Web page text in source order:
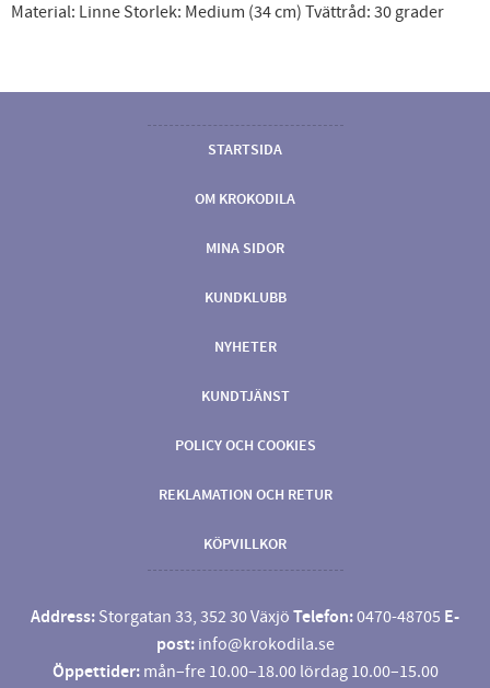
Material: Linne Storlek: Medium (34 cm) Tvättråd: 30 grader
STARTSIDA
OM KROKODILA
MINA SIDOR
KUNDKLUBB
NYHETER
KUNDTJÄNST
POLICY OCH COOKIES
REKLAMATION OCH RETUR
KÖPVILLKOR
Address: Storgatan 33, 352 30 Växjö Telefon:0470-48705 E-
post: info@krokodila.se
Öppettider:mån–fre 10.00–18.00 lördag 10.00–15.00